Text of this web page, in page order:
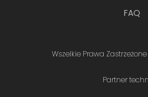
FAQ
Wszelkie Prawa
Partner